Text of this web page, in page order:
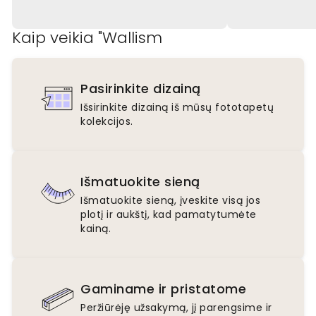
Kaip veikia "Wallism
Pasirinkite dizainą
Išsirinkite dizainą iš mūsų fototapetų
kolekcijos.
Išmatuokite sieną
Išmatuokite sieną, įveskite visą jos
plotį ir aukštį, kad pamatytumėte
kainą.
Gaminame ir pristatome
Peržiūrėję užsakymą, jį parengsime ir